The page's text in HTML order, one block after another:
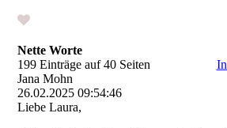
Nette Worte
199 Einträge auf 40 Seiten
Jana Mohn
26.02.2025 09:54:46
Liebe Laura,